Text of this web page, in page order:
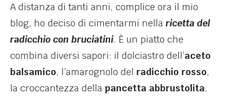
A distanza di tanti anni, complice ora il mio
blog, ho deciso di cimentarmi nella ricetta del
radicchio con bruciatini. È un piatto che
combina diversi sapori: il dolciastro dell’aceto
balsamico, l’amarognolo del radicchio rosso,
la croccantezza della pancetta abbrustolita.